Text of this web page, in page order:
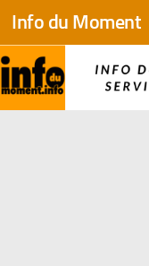
Skip to content
Info du Moment